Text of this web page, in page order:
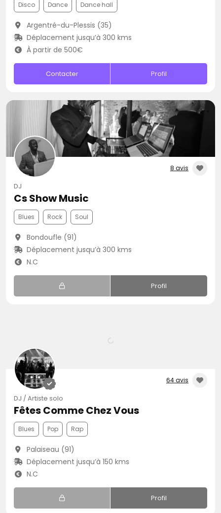
Disco Dance Dance hall
Argentré-du-Plessis (35)
Déplacement jusqu’à 300 kms
À partir de 500€
Contacter Profil
8 avis
DJ
Cs Show Music
Blues Rock Soul
Bondoufle (91)
Déplacement jusqu’à 300 kms
N.C
Profil
64 avis
DJ / Artiste solo
Fêtes Comme Chez Vous
Blues Pop Rap
Palaiseau (91)
Déplacement jusqu’à 150 kms
N.C
Profil